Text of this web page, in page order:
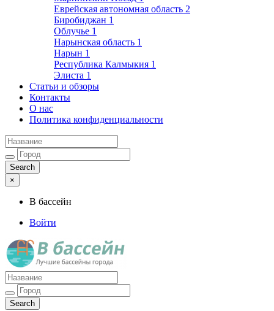
Еврейская автономная область 2
Биробиджан 1
Облучье 1
Нарынская область 1
Нарын 1
Республика Калмыкия 1
Элиста 1
Статьи и обзоры
Контакты
О нас
Политика конфиденциальности
×
В бассейн
Войти
Лучшие бассейны города